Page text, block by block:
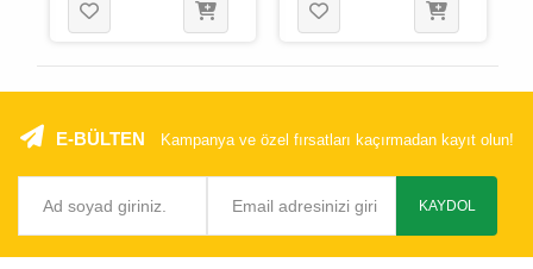
M - 15 Mm
E-BÜLTEN Kampanya ve özel fırsatları kaçırmadan kayıt olun!
KAYDOL